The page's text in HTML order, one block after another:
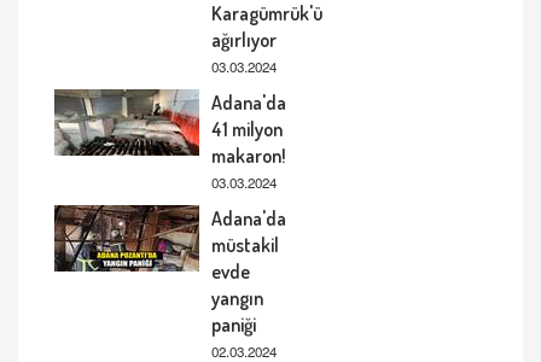
Karagümrük'ü
ağırlıyor
03.03.2024
Adana'da
41 milyon
makaron!
03.03.2024
Adana'da
müstakil
evde
yangın
paniği
02.03.2024